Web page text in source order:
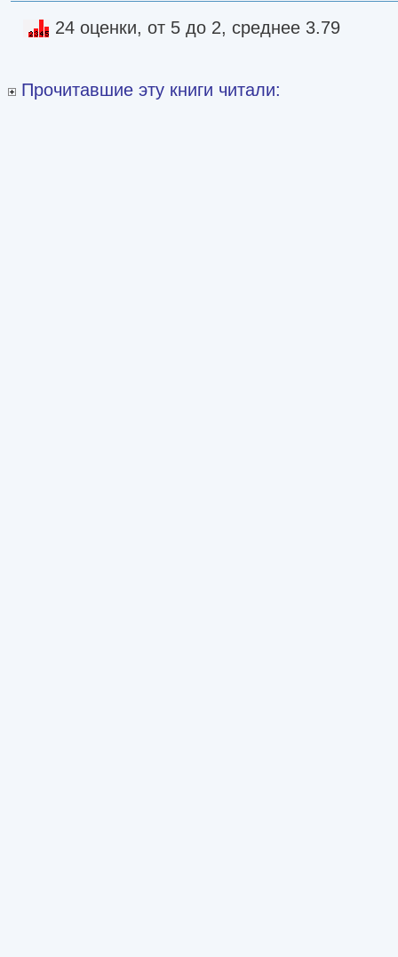
24 оценки, от 5 до 2, среднее 3.79
Прочитавшие эту книги читали: